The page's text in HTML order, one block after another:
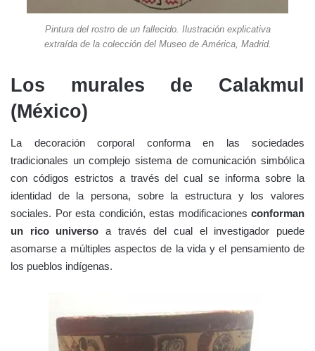
Pintura del rostro de un fallecido. Ilustración explicativa
extraída de la colección del Museo de América, Madrid.
Los murales de Calakmul
(México)
La decoración corporal conforma en las sociedades
tradicionales un complejo sistema de comunicación simbólica
con códigos estrictos a través del cual se informa sobre la
identidad de la persona, sobre la estructura y los valores
sociales. Por esta condición, estas modificaciones conforman
un rico universo a través del cual el investigador puede
asomarse a múltiples aspectos de la vida y el pensamiento de
los pueblos indígenas.